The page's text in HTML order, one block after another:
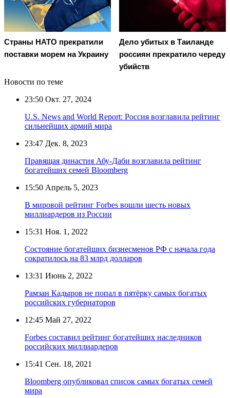
Страны НАТО прекратили
поставки морем на Украину
Дело убитых в Таиланде
россиян прекратило череду
убийств
Новости по теме
23:50 Окт. 27, 2024
U.S. News and World Report: Россия возглавила рейтинг
сильнейших армий мира
23:47 Дек. 8, 2023
Правящая династия Абу-Даби возглавила рейтинг
богатейших семей Bloomberg
15:50 Апрель 5, 2023
В мировой рейтинг Forbes вошли шесть новых
миллиардеров из России
15:31 Ноя. 1, 2022
Состояние богатейших бизнесменов РФ с начала года
сократилось на 83 млрд долларов
13:31 Июнь 2, 2022
Рамзан Кадыров не попал в пятёрку самых богатых
российских губернаторов
12:45 Май 27, 2022
Forbes составил рейтинг богатейших наследников
российских миллиардеров
15:41 Сен. 18, 2021
Bloomberg опубликовал список самых богатых семей
мира